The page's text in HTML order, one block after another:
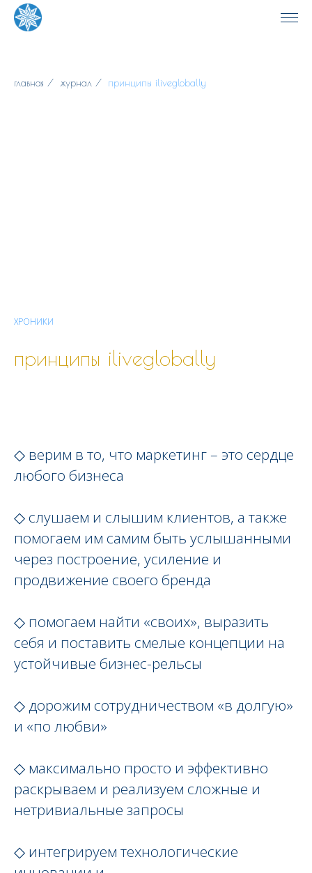
главная / журнал / принципы iliveglobally
ХРОНИКИ
принципы iliveglobally
◇ верим в то, что маркетинг– это сердце
любого бизнеса
◇ слушаем и слышим клиентов, а также
помогаем им самим быть услышанными
через построение, усиление и
продвижение своего бренда
◇ помогаем найти «своих», выразить
себя и поставить смелые концепции на
устойчивые бизнес-рельсы
◇ дорожим сотрудничеством «в долгую»
и «по любви»
◇ максимально просто и эффективно
раскрываем и реализуем сложные и
нетривиальные запросы
◇ интегрируем технологические